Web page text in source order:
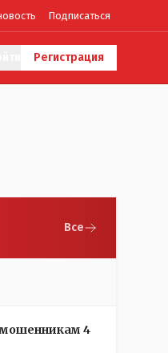
Подписаться
Регистрация
Все
мошенникам 4